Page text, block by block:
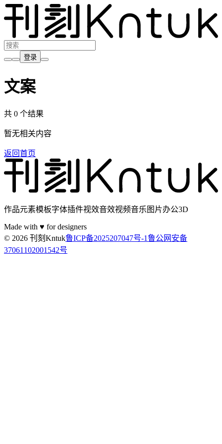
登录
文案
共 0 个结果
暂无相关内容
返回首页
作品元素模板字体插件视效音效视频音乐图片办公3D
Made with ♥ for designers
© 2026 刊刻Kntuk鲁ICP备2025207047号-1鲁公网安备
37061102001542号